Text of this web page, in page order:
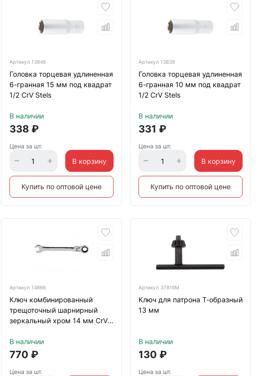
Артикул 13848
Головка торцевая удлиненная
6-гранная 15 мм под квадрат
1/2 CrV Stels
В наличии
338₽
Цена за шт.
В корзину
Купить по оптовой цене
Артикул 13839
Головка торцевая удлиненная
6-гранная 10 мм под квадрат
1/2 CrV Stels
В наличии
331 ₽
Цена за шт.
В корзину
Купить по оптовой цене
Артикул 14866
Ключ комбинированный
трещоточный шарнирный
зеркальный хром 14 мм CrV
В наличии
770 ₽
Цена за шт.
Артикул 37816М
Ключ для патрона Т-образный
13 мм
В наличии
130 ₽
Цена за шт.